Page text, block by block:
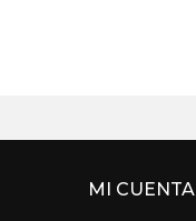
MI CUENTA